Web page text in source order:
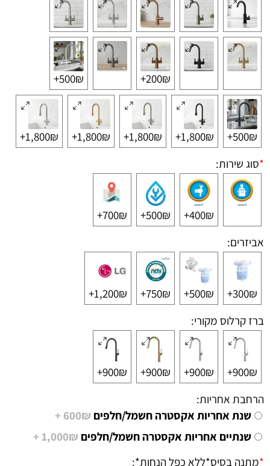
200₪+
500₪+
500₪+
1,800₪+
1,800₪+
1,800₪+
1,800₪+
*סוג שירות:
400₪+
500₪+
700₪+
אביזרים:
300₪+
500₪+
750₪+
1,200₪+
ברז קרלוס מקורי:
900₪+
900₪+
900₪+
900₪+
הרחבת אחריות:
שנת אחריות אקסטרה חשמל/חלפים 600₪ +
שנתיים אחריות אקסטרה חשמל/חלפים 1,000₪ +
*מתנה בסיס*ללא כפל הנחות*: